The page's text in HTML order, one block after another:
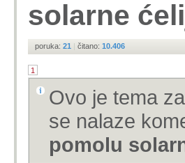
solarne
poruka: 21 | čitano: 10.406
1
Ovo je tema
se nalaze
pomolu